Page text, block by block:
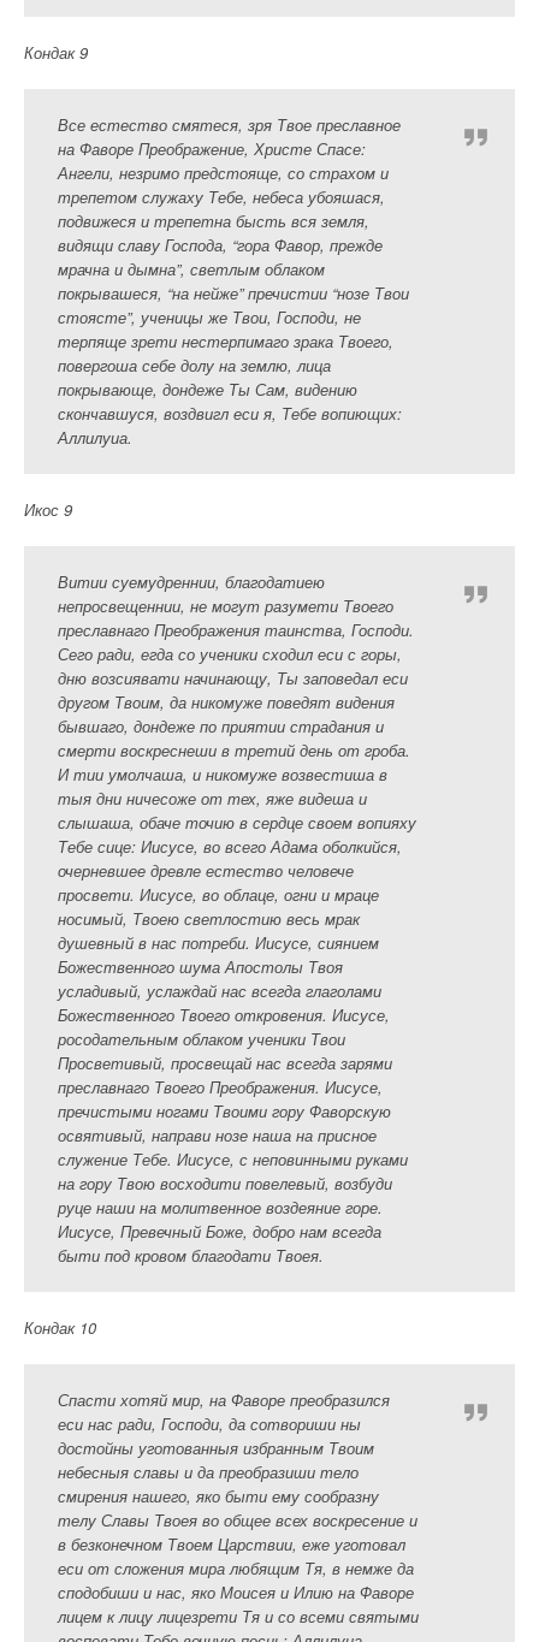
Кондак 9
Все естество смятеся, зря Твое преславное
на Фаворе Преображение, Христе Спасе:
Ангели, незримо предстояще, со страхом и
трепетом служаху Тебе, небеса убояшася,
подвижеся и трепетна бысть вся земля,
видящи славу Господа, “гора Фавор, прежде
мрачна и дымна”, светлым облаком
покрывашеся, “на нейже” пречистии “нозе Твои
стоясте”, ученицы же Твои, Господи, не
терпяще зрети нестерпимаго зрака Твоего,
повергоша себе долу на землю, лица
покрывающе, дондеже Ты Сам, видению
скончавшуся, воздвигл еси я, Тебе вопиющих:
Аллилуиа.
Икос 9
Витии суемудреннии, благодатиею
непросвещеннии, не могут разумети Твоего
преславнаго Преображения таинства, Господи.
Сего ради, егда со ученики сходил еси с горы,
дню возсиявати начинающу, Ты заповедал еси
другом Твоим, да никомуже поведят видения
бывшаго, дондеже по приятии страдания и
смерти воскреснеши в третий день от гроба.
И тии умолчаша, и никомуже возвестиша в
тыя дни ничесоже от тех, яже видеша и
слышаша, обаче точию в сердце своем вопияху
Тебе сице: Иисусе, во всего Адама оболкийся,
очерневшее древле естество человече
просвети. Иисусе, во облаце, огни и мраце
носимый, Твоею светлостию весь мрак
душевный в нас потреби. Иисусе, сиянием
Божественного шума Апостолы Твоя
усладивый, услаждай нас всегда глаголами
Божественного Твоего откровения. Иисусе,
росодательным облаком ученики Твои
Просветивый, просвещай нас всегда зарями
преславнаго Твоего Преображения. Иисусе,
пречистыми ногами Твоими гору Фаворскую
освятивый, направи нозе наша на присное
служение Тебе. Иисусе, с неповинными руками
на гору Твою восходити повелевый, возбуди
руце наши на молитвенное воздеяние горе.
Иисусе, Превечный Боже, добро нам всегда
быти под кровом благодати Твоея.
Кондак 10
Спасти хотяй мир, на Фаворе преобразился
еси нас ради, Господи, да сотвориши ны
достойны уготованныя избранным Твоим
небесныя славы и да преобразиши тело
смирения нашего, яко быти ему сообразну
телу Славы Твоея во общее всех воскресение и
в безконечном Твоем Царствии, еже уготовал
еси от сложения мира любящим Тя, в немже да
сподобиши и нас, яко Моисея и Илию на Фаворе
лицем к лицу лицезрети Тя и со всеми святыми